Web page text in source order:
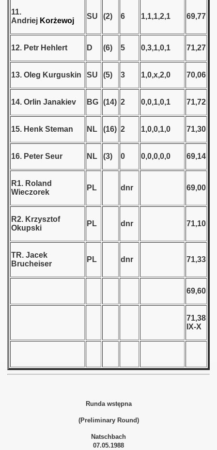
11.
Andriej Korżewoj
SU (2) 6 1,1,1,2,1 69,77
12. Petr Hehlert D (6) 5 0,3,1,0,1 71,27
13. Oleg Kurguskin SU (5) 3 1,0,x,2,0 70,06
14. Orlin Janakiev BG (14) 2 0,0,1,0,1 71,72
15. Henk Steman NL (16) 2 1,0,0,1,0 71,30
16. Peter Seur NL (3) 0 0,0,0,0,0 69,14
R1. Roland
Wieczorek
PL dnr 69,00
R2. Krzysztof
Okupski
PL dnr 71,10
TR. Jacek
Brucheiser
PL dnr 71,33
69,60
71,38
IX-X
Runda wstępna
(Preliminary Round)
Natschbach
07.05.1988
- 1955
- 1956
- 1957
- 1959
- 1960
- 1961
- 1963
- 1964
- 1965